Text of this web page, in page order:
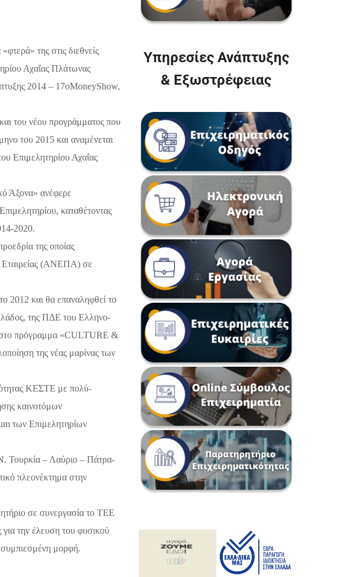
της στις διεθνείς
Αχαΐας Πλάτωνας
2014 – 17oMoneyShow,
του νέου προγράμματος που
του 2015 και αναμένεται
Επιμελητηρίου Αχαΐας
Άξονα» ανέφερε
καταθέτοντας
2020.
της οποίας
Εταιρείας (ΑΝΕΠΑ) σε
2012 και θα επαναληφθεί το
της ΠΔΕ του Ελληνο-
το πρόγραμμα «CULTURE &
της νέας μαρίνας των
ΚΕΣΤΕ με πολύ-
καινοτόμων
των Επιμελητηρίων
Τουρκία – Λαύριο – Πάτρα-
πλεονέκτημα στην
σε συνεργασία το ΤΕΕ
την έλευση του φυσικού
μορφή.
Υπηρεσίες Ανάπτυξης
& Εξωστρέφειας